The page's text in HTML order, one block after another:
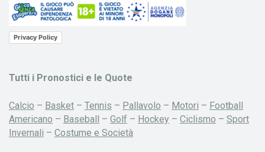
Privacy Policy
Tutti i Pronostici e le Quote
Calcio – Basket – Tennis – Pallavolo – Motori – Football
Americano – Baseball – Golf – Hockey – Ciclismo – Sport
Invernali – Costume e Società